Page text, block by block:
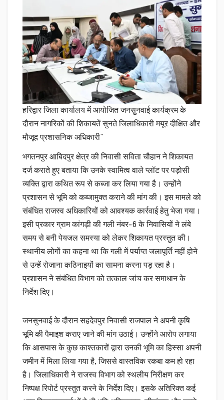
हरिद्वार जिला कार्यालय में आयोजित जनसुनवाई कार्यक्रम के
दौरान नागरिकों की शिकायतें सुनते जिलाधिकारी मयूर दीक्षित और
मौजूद प्रशासनिक अधिकारी”
भगतनपुर आबिदपुर क्षेत्र की निवासी सविता चौहान ने शिकायत
दर्ज कराते हुए बताया कि उनके स्वामित्व वाले प्लॉट पर पड़ोसी
व्यक्ति द्वारा कथित रूप से कब्जा कर लिया गया है। उन्होंने
प्रशासन से भूमि को कब्जामुक्त कराने की मांग की। इस मामले को
संबंधित राजस्व अधिकारियों को आवश्यक कार्रवाई हेतु भेजा गया।
इसी प्रकार ग्राम कांगड़ी की गली नंबर-6 के निवासियों ने लंबे
समय से बनी पेयजल समस्या को लेकर शिकायत प्रस्तुत की।
स्थानीय लोगों का कहना था कि गली में पर्याप्त जलापूर्ति नहीं होने
से उन्हें रोजाना कठिनाइयों का सामना करना पड़ रहा है।
प्रशासन ने संबंधित विभाग को तत्काल जांच कर समाधान के
निर्देश दिए।
जनसुनवाई के दौरान सहदेवपुर निवासी राजपाल ने अपनी कृषि
भूमि की पैमाइश कराए जाने की मांग उठाई। उन्होंने आरोप लगाया
कि आसपास के कुछ काश्तकारों द्वारा उनकी भूमि का हिस्सा अपनी
जमीन में मिला लिया गया है, जिससे वास्तविक रकबा कम हो रहा
है। जिलाधिकारी ने राजस्व विभाग को स्थलीय निरीक्षण कर
निष्पक्ष रिपोर्ट प्रस्तुत करने के निर्देश दिए। इसके अतिरिक्त कई